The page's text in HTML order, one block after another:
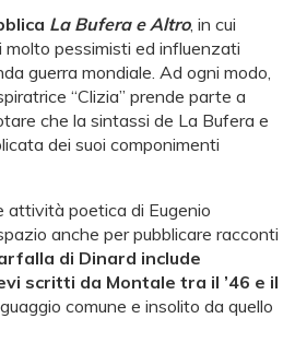
La Bufera e Altro, in cui
pessimisti ed influenzati
guerra mondiale. Ad ogni modo,
“Clizia” prende parte a
che la sintassi de La Bufera e
dei suoi componimenti
poetica di Eugenio
anche per pubblicare racconti
di Dinard include
scritti da Montale tra il ’46 e il
comune e insolito da quello